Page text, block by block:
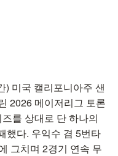
) 미국 캘리포니아주 샌
2026 메이저리그 토론
를 상대로 단 하나의
했다. 우익수 겸 5번타
그치며 2경기 연속 무